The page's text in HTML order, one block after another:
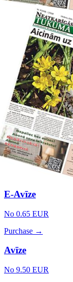
E-Avīze
No 0.65 EUR
Purchase →
Avīze
No 9.50 EUR